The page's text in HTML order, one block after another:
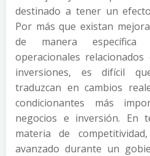
destinado a tener un
Por más que existan
de manera específica
operacionales
inversiones, es difícil
traduzcan en cambios
condicionantes más
negocios e inversión. En
materia de
avanzado durante un